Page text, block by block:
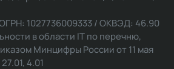
1027736009333 / ОКВЭД: 46.90
в области IT по перечню,
Минцифры России от 11 мая
4.01